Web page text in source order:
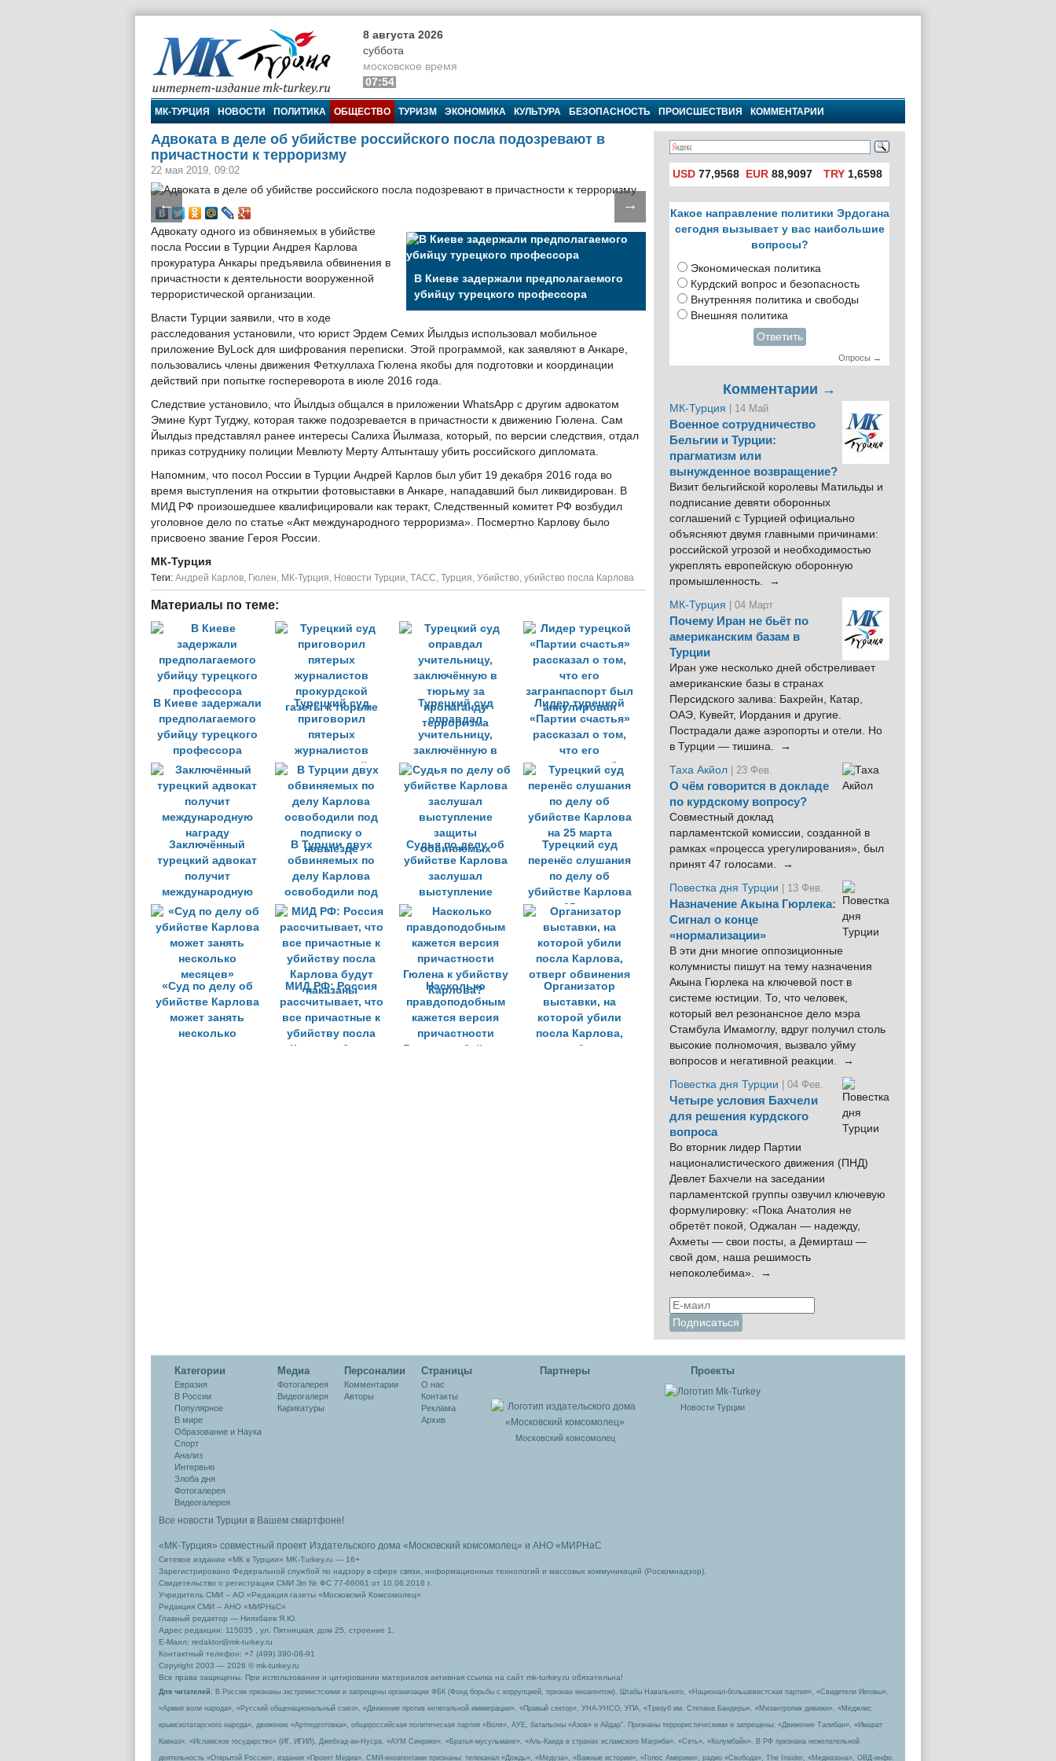
МК-Турция
8 августа 2026
суббота
московское время
07:54
МК-ТУРЦИЯ НОВОСТИ ПОЛИТИКА ОБЩЕСТВО ТУРИЗМ ЭКОНОМИКА КУЛЬТУРА БЕЗОПАСНОСТЬ ПРОИСШЕСТВИЯ КОММЕНТАРИИ
Адвоката в деле об убийстве российского посла подозревают в
причастности к терроризму
22 мая 2019, 09:02
← →
В Киеве задержали предполагаемого
убийцу турецкого профессора
Адвокату одного из обвиняемых в убийстве
посла России в Турции Андрея Карлова
прокуратура Анкары предъявила обвинения в
причастности к деятельности вооруженной
террористической организации.
Власти Турции заявили, что в ходе
расследования установили, что юрист Эрдем Семих Йылдыз использовал мобильное
приложение ByLock для шифрования переписки. Этой программой, как заявляют в Анкаре,
пользовались члены движения Фетхуллаха Гюлена якобы для подготовки и координации
действий при попытке госпереворота в июле 2016 года.
Следствие установило, что Йылдыз общался в приложении WhatsApp с другим адвокатом
Эмине Курт Тугджу, которая также подозревается в причастности к движению Гюлена. Сам
Йылдыз представлял ранее интересы Салиха Йылмаза, который, по версии следствия, отдал
приказ сотруднику полиции Мевлюту Мерту Алтынташу убить российского дипломата.
Напомним, что посол России в Турции Андрей Карлов был убит 19 декабря 2016 года во
время выступления на открытии фотовыставки в Анкаре, нападавший был ликвидирован. В
МИД РФ произошедшее квалифицировали как теракт, Следственный комитет РФ возбудил
уголовное дело по статье «Акт международного терроризма». Посмертно Карлову было
присвоено звание Героя России.
МК-Турция
Tеги: Андрей Карлов, Гюлен, МК-Турция, Новости Турции, ТАСС, Турция, Убийство, убийство посла Карлова
Материалы по теме:
В Киеве задержали
предполагаемого
убийцу турецкого
профессора
Турецкий суд
приговорил
пятерых
журналистов
прокурдской
газеты к тюрьме
Турецкий суд
оправдал
учительницу,
заключённую в
тюрьму за
пропаганду
терроризма
Лидер турецкой
«Партии счастья»
рассказал о том,
что его
загранпаспорт был
аннулирован
Заключённый
турецкий адвокат
получит
международную
награду
В Турции двух
обвиняемых по
делу Карлова
освободили под
подписку о
невыезде
Судья по делу об
убийстве Карлова
заслушал
выступление
защиты
обвиняемых
Турецкий суд
перенёс слушания
по делу об
убийстве Карлова
на 25 марта
«Суд по делу об
убийстве Карлова
может занять
несколько
МИД РФ: Россия
рассчитывает, что
все причастные к
убийству посла
Карлова будут
Насколько
правдоподобным
кажется версия
причастности
Гюлена к убийству
Организатор
выставки, на
которой убили
посла Карлова,
отверг обвинения
USD 77,9568 EUR 88,9097 TRY1,6598
Какое направление политики Эрдогана
сегодня вызывает у вас наибольшие
вопросы?
Экономическая политика
Курдский вопрос и безопасность
Внутренняя политика и свободы
Внешняя политика
Ответить
Опросы →
Комментарии →
МК-Турция | 14 Май
Военное сотрудничество
Бельгии и Турции:
прагматизм или
вынужденное возвращение?
Визит бельгийской королевы Матильды и
подписание девяти оборонных
соглашений с Турцией официально
объясняют двумя главными причинами:
российской угрозой и необходимостью
укреплять европейскую оборонную
промышленность. →
МК-Турция
| 04 Март
Почему Иран не бьёт по
американским базам в
Турции
Иран уже несколько дней обстреливает
американские базы в странах
Персидского залива: Бахрейн, Катар,
ОАЭ, Кувейт, Иордания и другие.
Пострадали даже аэропорты и отели. Но
в Турции — тишина. →
Таха Акйол | 23 Фев.
О чём говорится в докладе
по курдскому вопросу?
Совместный доклад
парламентской комиссии, созданной в
рамках «процесса урегулирования», был
принят 47 голосами. →
Повестка дня Турции
| 13 Фев.
Назначение Акына Гюрлека:
Сигнал о конце
«нормализации»
В эти дни многие оппозиционные
колумнисты пишут на тему назначения
Акына Гюрлека на ключевой пост в
системе юстиции. То, что человек,
который вел резонансное дело мэра
Стамбула Имамоглу, вдруг получил столь
высокие полномочия, вызвало уйму
вопросов и негативной реакции. →
Повестка дня Турции
| 04 Фев.
Четыре условия Бахчели
для решения курдского
вопроса
Во вторник лидер Партии
националистического движения (ПНД)
Девлет Бахчели на заседании
парламентской группы озвучил ключевую
формулировку: «Пока Анатолия не
обретёт покой, Оджалан — надежду,
Ахметы — свои посты, а Демирташ —
свой дом, наша решимость
непоколебима». →
Категории
Евразия
В России
Популярное
В мире
Образование и Наука
Спорт
Анализ
Интервью
Злоба дня
Фотогалерея
Видеогалерея
Медиа
Фотогалерея
Видеогалеря
Карикатуры
Персоналии
Комментарии
Авторы
Cтраницы
О нас
Контакты
Реклама
Архив
Партнеры
Московский комсомолец
Проекты
Новости Турции
Все новости Турции в Вашем смартфоне!
«МК-Турция» совместный проект Издательского дома «Московский комсомолец» и АНО «МИРНаС
Сетевое издание «МК в Турции» MK-Turkey.ru — 16+
Зарегистрировано Федеральной службой по надзору в сфере связи, информационных технологий и массовых коммуникаций (Роскомнадзор).
Свидетельство о регистрации СМИ Эл № ФС 77-66061 от 10.06.2016 г.
Учредитель СМИ – АО «Редакция газеты «Московский Комсомолец»
Редакция СМИ – АНО «МИРНаС»
Главный редактор — Ниязбаев Я.Ю.
Адрес редакции: 115035 , ул. Пятницкая, дом 25, строение 1.
Е-Маил: redaktor@mk-turkey.ru
Контактный телефон: +7 (499) 390-08-91
Copyright 2003 — 2026 © mk-turkey.ru
Все права защищены. При использовании и цитировании материалов активная ссылка на сайт mk-turkey.ru обязательна!
Для читателей : В России признаны экстремистскими и запрещены организации ФБК (Фонд борьбы с коррупцией, признан иноагентом), Штабы Навального, «Национал-большевистская партия», «Свидетели Иеговы»,
«Армия воли народа», «Русский общенациональный союз», «Движение против нелегальной иммиграции», «Правый сектор», УНА-УНСО, УПА, «Тризуб им. Степана Бандеры», «Мизантропик дивижн», «Меджлис
крымскотатарского народа», движение «Артподготовка», общероссийская политическая партия «Воля», АУЕ, батальоны «Азов» и Айдар″. Признаны террористическими и запрещены: «Движение Талибан», «Имарат
Кавказ», «Исламское государство» (ИГ, ИГИЛ), Джебхад-ан-Нусра, «АУМ Синрике», «Братья-мусульмане», «Аль-Каида в странах исламского Магриба», «Сеть», «Колумбайн». В РФ признана нежелательной
деятельность «Открытой России», издания «Проект Медиа». СМИ-иноагентами признаны: телеканал «Дождь», «Медуза», «Важные истории», «Голос Америки», радио «Свобода», The Insider, «Медиазона», ОВД-инфо.